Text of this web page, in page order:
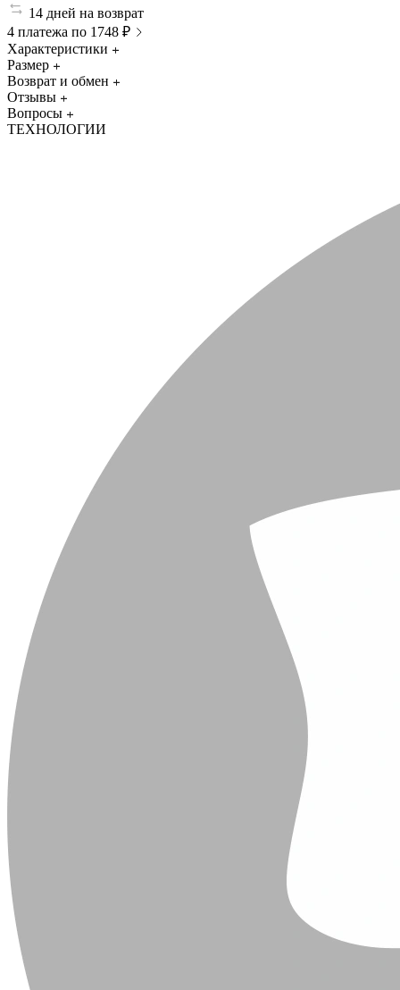
14 дней на возврат
4 платежа по 1748 ₽
Характеристики
Размер
Возврат и обмен
Отзывы
Вопросы
ТЕХНОЛОГИИ